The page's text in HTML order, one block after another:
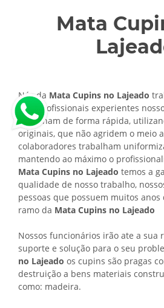
Mata
Nós da Mata Cupins no Lajeado
com profissionais experientes
trabalham de forma rápida,
originais, que não agridem o meio
colaboradores trabalham
mantendo ao máximo o
Mata Cupins no Lajeado temos a
qualidade de nosso trabalho,
pessoas que possuem muitos
ramo da Mata Cupins no Lajeado
Nossos funcionários irão ate a sua
suporte e solução para o seu
no Lajeado os cupins são pragas
destruição a bens materiais
como: madeira.